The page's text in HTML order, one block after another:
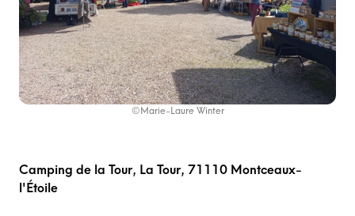
©Marie-Laure Winter
Camping de la Tour, La Tour, 71110 Montceaux-
l'Étoile